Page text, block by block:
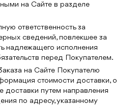
на Сайте в разделе
ответственность за
сведений, повлекшее за
надлежащего исполнения
перед Покупателем.
на Сайте Покупателю
стоимости доставки, о
доставки путем направления
по адресу, указанному